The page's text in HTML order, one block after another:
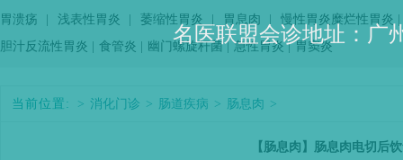
胃溃疡 浅表性胃炎 萎缩性胃炎 胃息肉 慢性胃炎糜烂性胃炎
胆汁反流性胃炎
食管炎 幽门螺旋杆菌 | 急性胃炎 | 胃窦炎
当前位置: > 消化门诊 > 肠道疾病 > 肠息肉 >
【肠息肉】肠息肉电切后
名医联盟会诊地址：广